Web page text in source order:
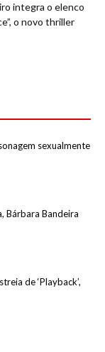
integra o elenco
o novo thriller
sexualmente
Bárbara Bandeira
de ‘Playback’,